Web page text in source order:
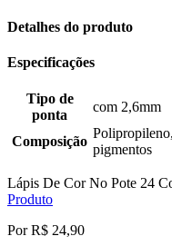
Detalhes do produto
Especificações
Tipo de
ponta
com 2,6mm
Composição
pigmentos
Lápis De Cor No Pote 24
Produto
Por R$ 24,90